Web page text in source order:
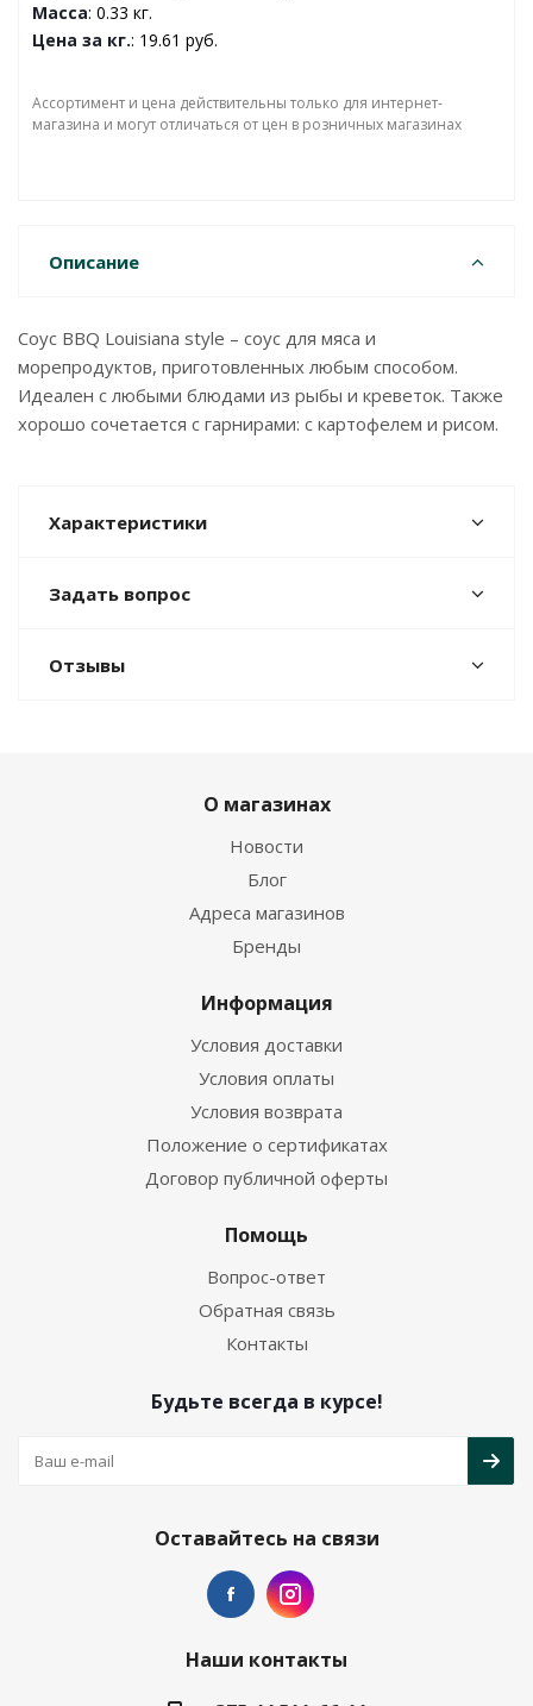
Масса: 0.33 кг.
Цена за кг.: 19.61 руб.
Ассортимент и цена действительны только для интернет-
магазина и могут отличаться от цен в розничных магазинах
Описание
Соус BBQ Louisiana style – соус для мяса и
морепродуктов, приготовленных любым способом.
Идеален с любыми блюдами из рыбы и креветок. Также
хорошо сочетается с гарнирами: с картофелем и рисом.
Характеристики
Задать вопрос
Отзывы
О магазинах
Новости
Блог
Адреса магазинов
Бренды
Информация
Условия доставки
Условия оплаты
Условия возврата
Положение о сертификатах
Договор публичной оферты
Помощь
Вопрос-ответ
Обратная связь
Контакты
Будьте всегда в курсе!
Оставайтесь на связи
Наши контакты